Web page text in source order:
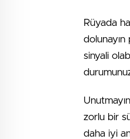
Rüyada
dolunayın
sinyali
zorlu bir
daha iyi